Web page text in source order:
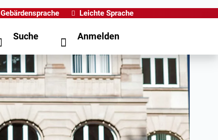
Gebärdensprache Leichte Sprache
Suche Anmelden